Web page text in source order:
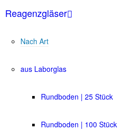
Reagenzgläser
Nach Art
aus Laborglas
Rundboden | 25 Stück
Rundboden | 100 Stück